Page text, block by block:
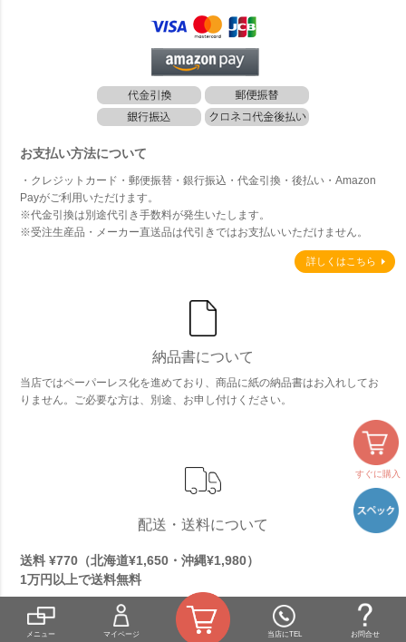
すぐに購入
お支払い方法について
・クレジットカード・郵便振替・銀行振込・代金引換・後払い・Amazon
Payがご利用いただけます。
※代金引換は別途代引き手数料が発生いたします。
※受注生産品・メーカー直送品は代引きではお支払いいただけません。
詳しくはこちら
納品書について
当店ではペーパーレス化を進めており、商品に紙の納品書はお入れしてお
りません。ご必要な方は、別途、お申し付けください。
配送・送料について
送料 ¥770（北海道¥1,650・沖縄¥1,980）
1万円以上で送料無料
※大型商品など一部送料無料対象外の商品がございます。
■佐川急便、日本郵便、西濃運輸、ヤマト運輸、他にて商品配送を行なって
メニュー マイページ 当店にTEL お問合せ